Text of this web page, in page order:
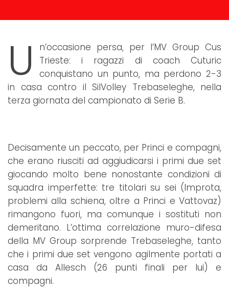
U
n’occasione persa, per l’MV Group Cus
Trieste: i ragazzi di coach Cuturic
conquistano un punto, ma perdono 2-3
in casa contro il SilVolley Trebaseleghe, nella
terza giornata del campionato di Serie B.
Decisamente un peccato, per Princi e compagni,
che erano riusciti ad aggiudicarsi i primi due set
giocando molto bene nonostante condizioni di
squadra imperfette: tre titolari su sei (Improta,
problemi alla schiena, oltre a Princi e Vattovaz)
rimangono fuori, ma comunque i sostituti non
demeritano. L’ottima correlazione muro-difesa
della MV Group sorprende Trebaseleghe, tanto
che i primi due set vengono agilmente portati a
casa da Allesch (26 punti finali per lui) e
compagni.